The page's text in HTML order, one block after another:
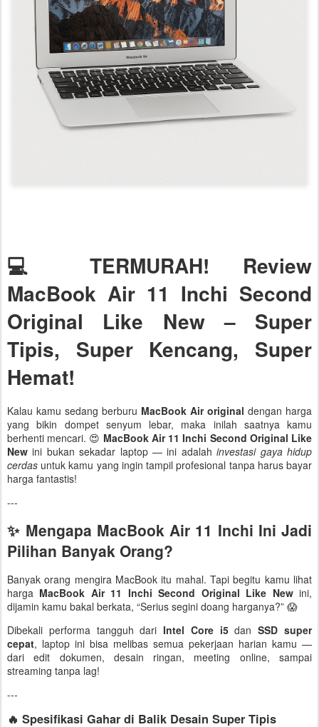
💻 TERMURAH! Review
MacBook Air 11 Inchi Second
Original Like New – Super
Tipis, Super Kencang, Super
Hemat!
Kalau kamu sedang berburu MacBook Air original dengan harga
yang bikin dompet senyum lebar, maka inilah saatnya kamu
berhenti mencari. 😍 MacBook Air 11 Inchi Second Original Like
New ini bukan sekadar laptop — ini adalahinvestasi gaya hidup
cerdas untuk kamu yang ingin tampil profesional tanpa harus bayar
harga fantastis!
---
✨ Mengapa MacBook Air 11 Inchi Ini Jadi
Pilihan Banyak Orang?
Banyak orang mengira MacBook itu mahal. Tapi begitu kamu lihat
harga MacBook Air 11 Inchi Second Original Like Newini,
dijamin kamu bakal berkata, “Serius segini doang harganya?” 😱
Dibekali performa tangguh dariIntel Core i5danSSD super
cepat, laptop ini bisa melibas semua pekerjaan harian kamu —
dari edit dokumen, desain ringan, meeting online, sampai
streaming tanpa lag!
---
🔥 Spesifikasi Gahar di Balik Desain Super Tipis